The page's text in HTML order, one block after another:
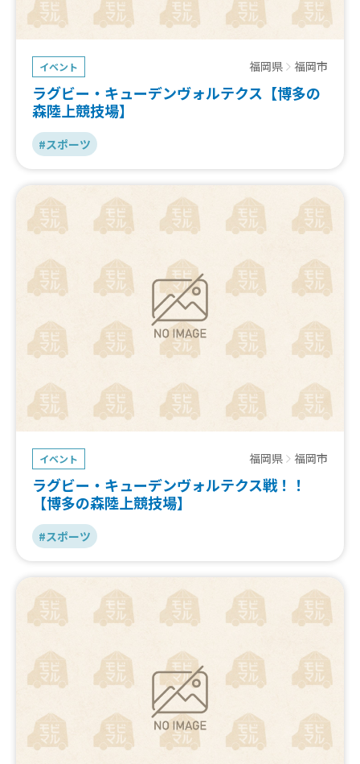
イベント 福岡県 福岡市
ラグビー・キューデンヴォルテクス【博多の
森陸上競技場】
#スポーツ
イベント 福岡県 福岡市
ラグビー・キューデンヴォルテクス戦！！
【博多の森陸上競技場】
#スポーツ